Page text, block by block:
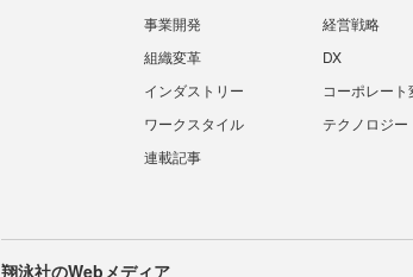
事業開発
経営戦略
組織変革
DX
インダストリー
コーポレート
ワークスタイル
テクノロジー
連載記事
翔泳社のWebメディア